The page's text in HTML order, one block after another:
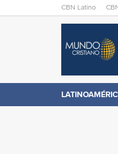
M
N
E
CBN Latino
C
B
N
.